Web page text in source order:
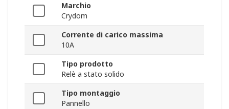
Marchio
Crydom
Corrente di carico massima
10A
Tipo prodotto
Relè a stato solido
Tipo montaggio
Pannello